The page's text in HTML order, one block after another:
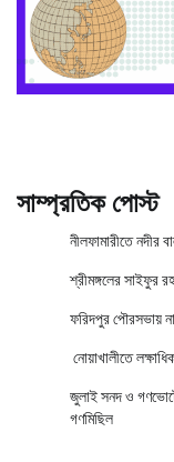
সাম্প্রতিক পোস্ট
নীলফামারীতে নদীর
শ্রীমঙ্গলের সাইফুর
ফরিদপুর পৌরসভায়
নোয়াখালীতে
জুলাই সনদ ও
গণমিছিল